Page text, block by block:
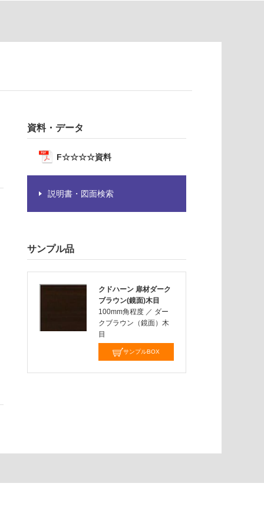
資料・データ
F☆☆☆☆資料
説明書・図面検索
サンプル品
クドハーン 扉材ダーク
ブラウン(鏡面)木目
100mm角程度 ／ ダー
クブラウン（鏡面）木
目
サンプルBOX